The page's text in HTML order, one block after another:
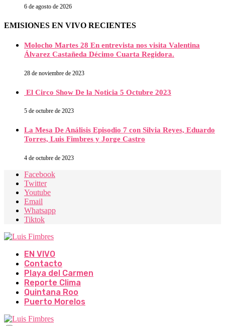
6 de agosto de 2026
EMISIONES EN VIVO RECIENTES
Molocho Martes 28 En entrevista nos visita Valentina
Álvarez Castañeda Décimo Cuarta Regidora.
28 de noviembre de 2023
El Circo Show De la Noticia 5 Octubre 2023
5 de octubre de 2023
La Mesa De Análisis Episodio 7 con Silvia Reyes, Eduardo
Torres, Luis Fimbres y Jorge Castro
4 de octubre de 2023
Facebook
Twitter
Youtube
Email
Whatsapp
Tiktok
EN VIVO
Contacto
Playa del Carmen
Reporte Clima
Quintana Roo
Puerto Morelos